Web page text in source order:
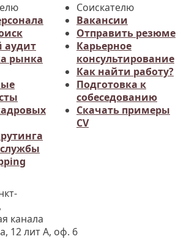
аудит
рынка
Соискателю
Вакансии
Отправить резюме
Карьерное
консультирование
Как найти работу?
Подготовка к
собеседованию
Cкачать примеры
CV
канала
12 лит А, оф. 6